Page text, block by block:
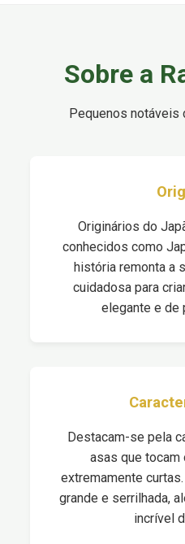
Sobre a
Pequenos notáveis
Originários do
conhecidos como
história remonta a
cuidadosa para
elegante e de
Destacam-se pela
asas que tocam
extremamente
grande e serrilhada,
incrível